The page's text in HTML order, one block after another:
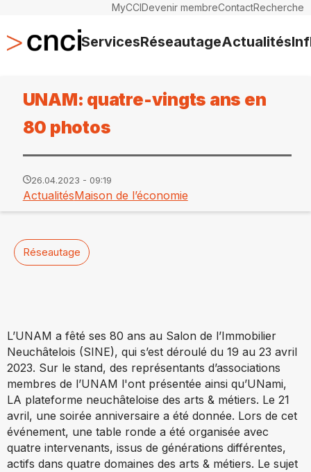
MyCCIDevenir membreContactRecherche
ServicesRéseautageActualités
UNAM: quatre-vingts ans en
80 photos
26.04.2023 - 09:19
ActualitésMaison de l’économie
Réseautage
L’UNAM a fêté ses 80 ans au Salon de l’Immobilier
Neuchâtelois (SINE), qui s’est déroulé du 19 au 23 avril
2023. Sur le stand, des représentants d’associations
membres de l’UNAM l'ont présentée ainsi qu’UNami,
LA plateforme neuchâteloise des arts & métiers. Le 21
avril, une soirée anniversaire a été donnée. Lors de cet
événement, une table ronde a été organisée avec
quatre intervenants, issus de générations différentes,
actifs dans quatre domaines des arts & métiers. Le sujet